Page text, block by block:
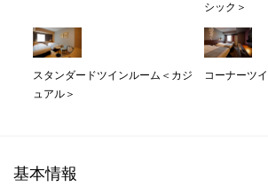
シック＞
スタンダードツインルーム＜カジ
ュアル＞
コーナーツ
基本情報